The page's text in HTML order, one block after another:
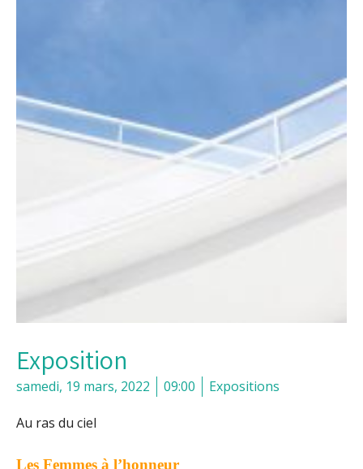
Exposition
samedi, 19 mars, 2022 09:00 Expositions
Au ras du ciel
Les Femmes à l’honneur